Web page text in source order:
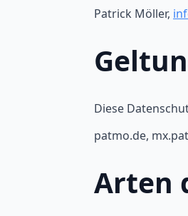
Patrick Möller,
Diese
patmo.de,
Arten